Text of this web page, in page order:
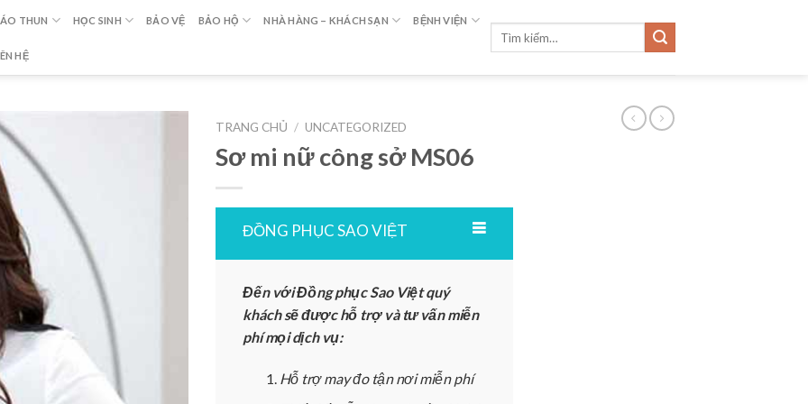
ÁO THUN HỌC SINH BẢO VỆ BẢO HỘ NHÀ HÀNG – KHÁCH SẠN BỆNH VIỆN
HỆ
TRANG CHỦ / UNCATEGORIZED
Sơ mi nữ công sở MS06
ĐỒNG PHỤC SAO VIỆT
Đến với Đồng phục Sao Việt quý
khách sẽ được hỗ trợ và tư vấn miễn
phí mọi dịch vụ:
Hỗ trợ may đo tận nơi miễn phí